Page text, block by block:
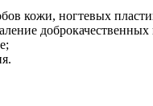
кожи, ногтевых